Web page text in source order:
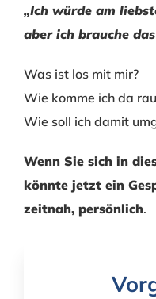
„Ich würde am
aber ich brauche
Was ist los mit mir?
Wie komme ich da
Wie soll ich damit
Wenn Sie sich in
könnte jetzt ein
zeitnah, persönlich.